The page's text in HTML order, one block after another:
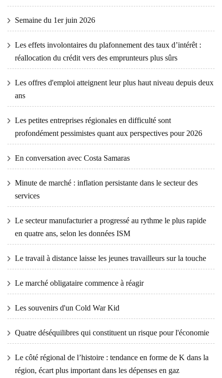
Semaine du 1er juin 2026
Les effets involontaires du plafonnement des taux d’intérêt :
réallocation du crédit vers des emprunteurs plus sûrs
Les offres d'emploi atteignent leur plus haut niveau depuis deux
ans
Les petites entreprises régionales en difficulté sont
profondément pessimistes quant aux perspectives pour 2026
En conversation avec Costa Samaras
Minute de marché : inflation persistante dans le secteur des
services
Le secteur manufacturier a progressé au rythme le plus rapide
en quatre ans, selon les données ISM
Le travail à distance laisse les jeunes travailleurs sur la touche
Le marché obligataire commence à réagir
Les souvenirs d'un Cold War Kid
Quatre déséquilibres qui constituent un risque pour l'économie
Le côté régional de l’histoire : tendance en forme de K dans la
région, écart plus important dans les dépenses en gaz